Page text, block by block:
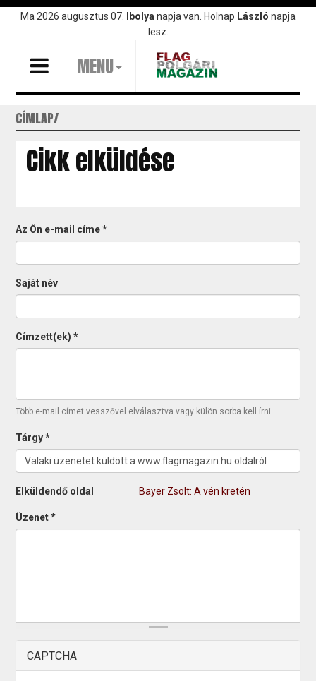
UgrásMa 2026 augusztus 07. Ibolya napja van. Holnap László napja
lesz.
MENU
CÍMLAP
Cikk elküldése
Az Ön e-mail címe*
Saját név
Címzett(ek)*
Több e-mail címet vesszővel elválasztva vagy külön sorba kell írni.
Tárgy*
Elküldendő oldal Bayer Zsolt: A vén kretén
Üzenet*
CAPTCHA